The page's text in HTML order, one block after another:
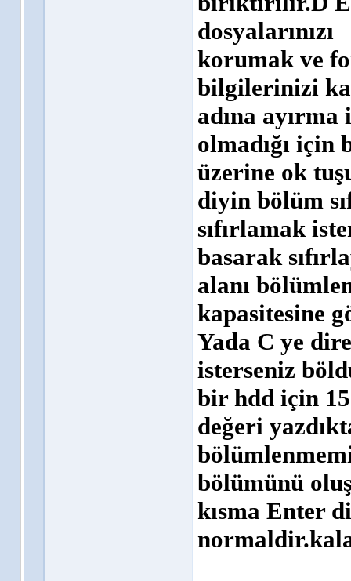
dosyalarınızı
korumak ve
bilgilerinizi
adına
olmadığı
üzerine ok
diyin bölüm
sıfırlamak
basarak
alanı
kapasitesine
Yada C ye
isterseniz
bir hdd için
değeri
bölümünü
kısma Enter